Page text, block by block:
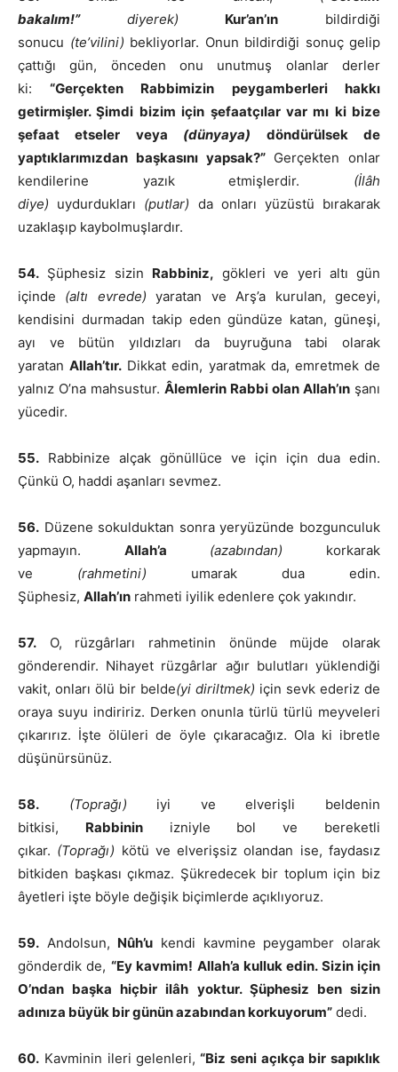
bakalım!”diyerek) Kur’an’ın bildirdiği
sonucu (te’vilini) bekliyorlar. Onun bildirdiği sonuç gelip
çattığı gün, önceden onu unutmuş olanlar derler
ki: “Gerçekten Rabbimizin peygamberleri hakkı
getirmişler. Şimdi bizim için şefaatçılar var mı ki bize
şefaat etseler veya (dünyaya) döndürülsek de
yaptıklarımızdan başkasını yapsak?”Gerçekten onlar
kendilerine yazık etmişlerdir. (İlâh
diye) uydurdukları (putlar) da onları yüzüstü bırakarak
uzaklaşıp kaybolmuşlardır.
54. Şüphesiz sizin Rabbiniz, gökleri ve yeri altı gün
içinde (altı evrede) yaratan ve Arş’a kurulan, geceyi,
kendisini durmadan takip eden gündüze katan, güneşi,
ayı ve bütün yıldızları da buyruğuna tabi olarak
yaratanAllah’tır. Dikkat edin, yaratmak da, emretmek de
yalnız O’na mahsustur. Âlemlerin Rabbi olan Allah’ın şanı
yücedir.
55. Rabbinize alçak gönüllüce ve için için dua edin.
Çünkü O, haddi aşanları sevmez.
56. Düzene sokulduktan sonra yeryüzünde bozgunculuk
yapmayın. Allah’a (azabından) korkarak
ve (rahmetini) umarak dua edin.
Şüphesiz, Allah’ın rahmeti iyilik edenlere çok yakındır.
57. O, rüzgârları rahmetinin önünde müjde olarak
gönderendir. Nihayet rüzgârlar ağır bulutları yüklendiği
vakit, onları ölü bir belde(yi diriltmek) için sevk ederiz de
oraya suyu indiririz. Derken onunla türlü türlü meyveleri
çıkarırız. İşte ölüleri de öyle çıkaracağız. Ola ki ibretle
düşünürsünüz.
58. (Toprağı) iyi ve elverişli beldenin
bitkisi, Rabbininizniyle bol ve bereketli
çıkar. (Toprağı) kötü ve elverişsiz olandan ise, faydasız
bitkiden başkası çıkmaz. Şükredecek bir toplum için biz
âyetleri işte böyle değişik biçimlerde açıklıyoruz.
59. Andolsun, Nûh’u kendi kavmine peygamber olarak
gönderdik de, “Ey kavmim! Allah’a kulluk edin. Sizin için
O’ndan başka hiçbir ilâh yoktur. Şüphesiz ben sizin
adınıza büyük bir günün azabından korkuyorum” dedi.
60. Kavminin ileri gelenleri, “Biz seni açıkça bir sapıklık